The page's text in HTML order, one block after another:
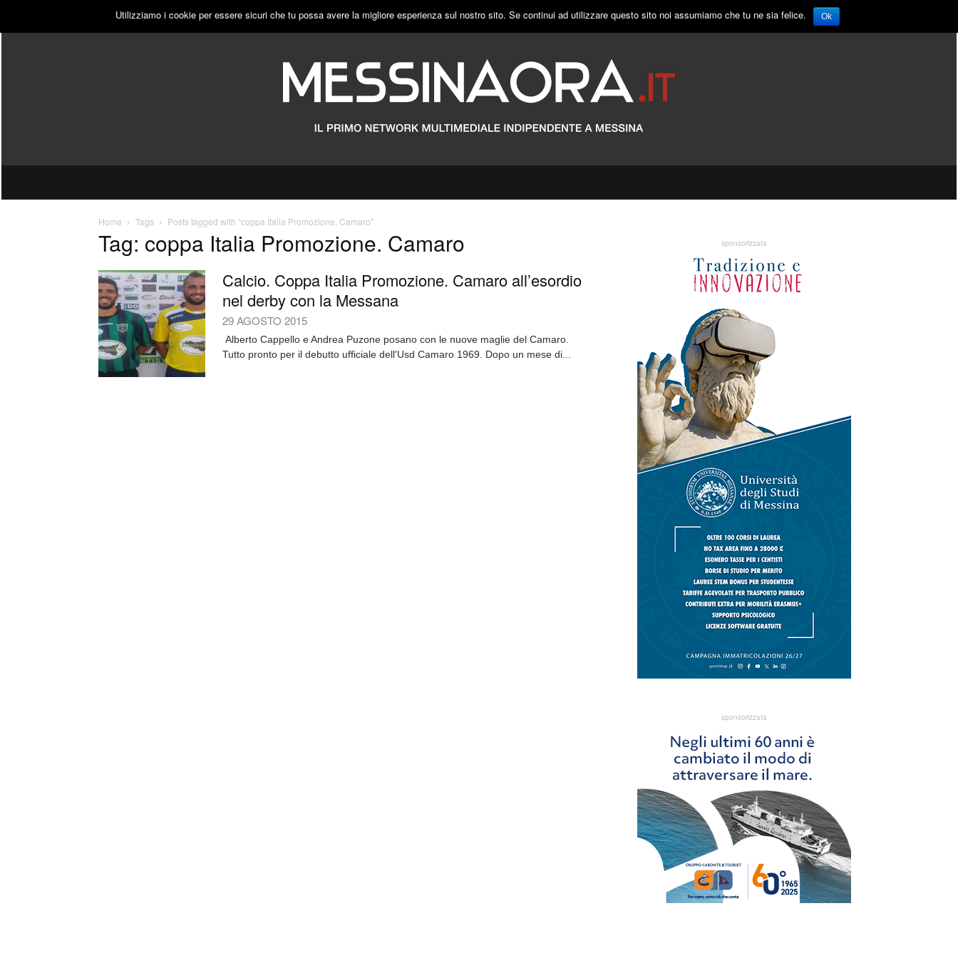
GIOVEDÌ, 6 AGOSTO 2026 PUBBLICITÀ
Home Tags Posts tagged with "coppa Italia Promozione. Camaro"
Tag: coppa Italia Promozione. Camaro
Calcio. Coppa Italia Promozione. Camaro all’esordio
nel derby con la Messana
29 AGOSTO 2015
Alberto Cappello e Andrea Puzone posano con le nuove maglie del Camaro.
Tutto pronto per il debutto ufficiale dell'Usd Camaro 1969. Dopo un mese di...
sponsorizzata
sponsorizzata
Utilizziamo i cookie per essere sicuri che tu possa avere la migliore esperienza sul nostro sito. Se continui ad utilizzare questo sito noi assumiamo che tu ne sia felice. Ok